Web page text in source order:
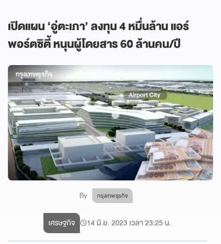
เปิดแผน ‘อู่ตะเภา’ ลงทุน 4 หมื่นล้าน แอร์
พอร์ตซิตี้ หนุนผู้โดยสาร 60 ล้านคน/ปี
By กรุงเทพธุรกิจ
เศรษฐกิจ 14 มิ.ย. 2023 เวลา 23:25 น.